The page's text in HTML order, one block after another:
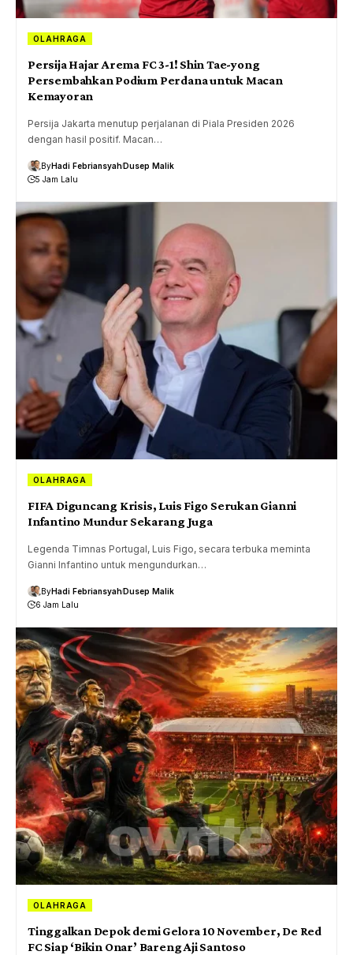
OLAHRAGA
Persija Hajar Arema FC 3-1! Shin Tae-yong
Persembahkan Podium Perdana untuk Macan
Kemayoran
Persija Jakarta menutup perjalanan di Piala Presiden 2026
dengan hasil positif. Macan…
ByHadi FebriansyahDusep Malik
5 Jam Lalu
OLAHRAGA
FIFA Diguncang Krisis, Luis Figo Serukan Gianni
Infantino Mundur Sekarang Juga
Legenda Timnas Portugal, Luis Figo, secara terbuka meminta
Gianni Infantino untuk mengundurkan…
ByHadi FebriansyahDusep Malik
6 Jam Lalu
OLAHRAGA
Tinggalkan Depok demi Gelora 10 November, De Red
FC Siap ‘Bikin Onar’ Bareng Aji Santoso